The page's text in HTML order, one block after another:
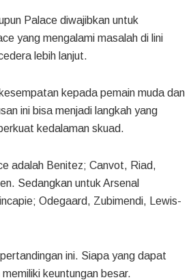
Palace diwajibkan untuk
yang mengalami masalah di lini
lebih lanjut.
kepada pemain muda dan
ini bisa menjadi langkah yang
kedalaman skuad.
adalah Benitez; Canvot, Riad,
Sedangkan untuk Arsenal
Odegaard, Zubimendi, Lewis-
ini. Siapa yang dapat
keuntungan besar.